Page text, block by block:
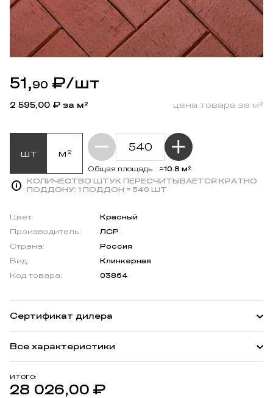
51,90 ₽/шт
2 595,00 ₽ за м² цена товара за м²
шт м²
Общая площадь
≈10.8 м²
КОЛИЧЕСТВО ШТУК ПЕРЕСЧИТЫВАЕТСЯ КРАТНО
ПОДДОНУ: 1 ПОДДОН = 540 ШТ
ИТОГО:
28 026,00 ₽
Цвет:
Красный
Производитель:
ЛСР
Страна:
Россия
Вид:
Клинкерная
Код товара:
03864
Все характеристики
Сертификат дилера